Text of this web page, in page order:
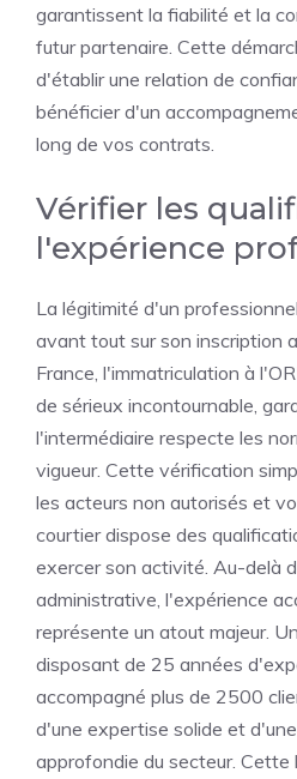
garantissent la fiabilité et la
futur partenaire. Cette
d'établir une relation de
bénéficier d'un
long de vos contrats.
Vérifier les
l'expérience
La légitimité d'un
avant tout sur son inscription
France, l'immatriculation à
de sérieux incontournable,
l'intermédiaire respecte les
vigueur. Cette vérification
les acteurs non autorisés et
courtier dispose des
exercer son activité. Au-delà
administrative, l'expérience
représente un atout majeur.
disposant de 25 années
accompagné plus de 2500
d'une expertise solide et
approfondie du secteur.